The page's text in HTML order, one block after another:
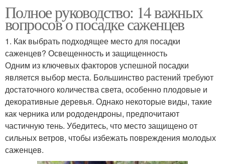
Полное руководство: 14 важных
вопросов о посадке саженцев
1. Как выбрать подходящее место для посадки
саженцев? Освещенность и защищенность
Одним из ключевых факторов успешной посадки
является выбор места. Большинство растений требуют
достаточного количества света, особенно плодовые и
декоративные деревья. Однако некоторые виды, такие
как черника или рододендроны, предпочитают
частичную тень. Убедитесь, что место защищено от
сильных ветров, чтобы избежать повреждения молодых
саженцев.